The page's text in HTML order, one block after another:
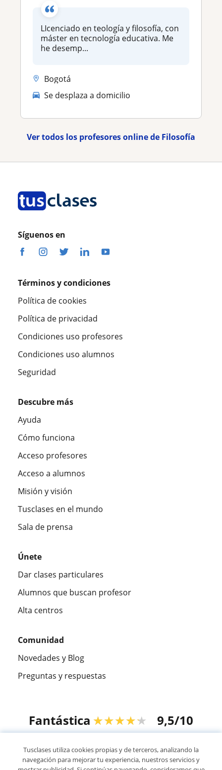
LIcenciado en teología y filosofía, con
máster en tecnología educativa. Me
he desemp...
Bogotá
Se desplaza a domicilio
Ver todos los profesores online de Filosofía
Síguenos en
Términos y condiciones
Política de cookies
Política de privacidad
Condiciones uso profesores
Condiciones uso alumnos
Seguridad
Descubre más
Ayuda
Cómo funciona
Acceso profesores
Acceso a alumnos
Misión y visión
Tusclases en el mundo
Sala de prensa
Únete
Dar clases particulares
Alumnos que buscan profesor
Alta centros
Comunidad
Novedades y Blog
Preguntas y respuestas
Fantástica ★★★★★ 9,5/10
Tusclases utiliza cookies propias y de terceros, analizando la
navegación para mejorar tu experiencia, nuestros servicios y